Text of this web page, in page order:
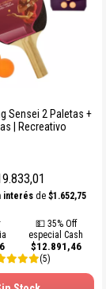
Sensei 2 Paletas +
| Recreativo
interés de $1.652,75
💵 35% Off
especial Cash
$12.891,46
(5)